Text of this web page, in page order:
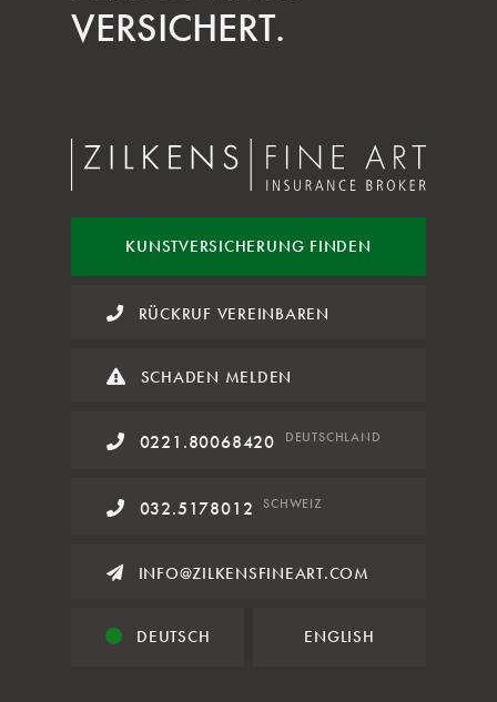
VERSICHERT.
KUNSTVERSICHERUNG FINDEN
RÜCKRUF VEREINBAREN
SCHADEN MELDEN
0221.80068420 DEUTSCHLAND
032.5178012 SCHWEIZ
INFO@ZILKENSFINEART.COM
DEUTSCH ENGLISH